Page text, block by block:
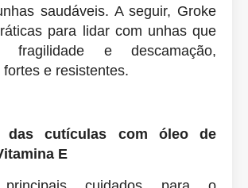
saudáveis. A seguir, Groke
para lidar com unhas que
fragilidade e descamação,
e resistentes.
das cutículas com óleo de
E